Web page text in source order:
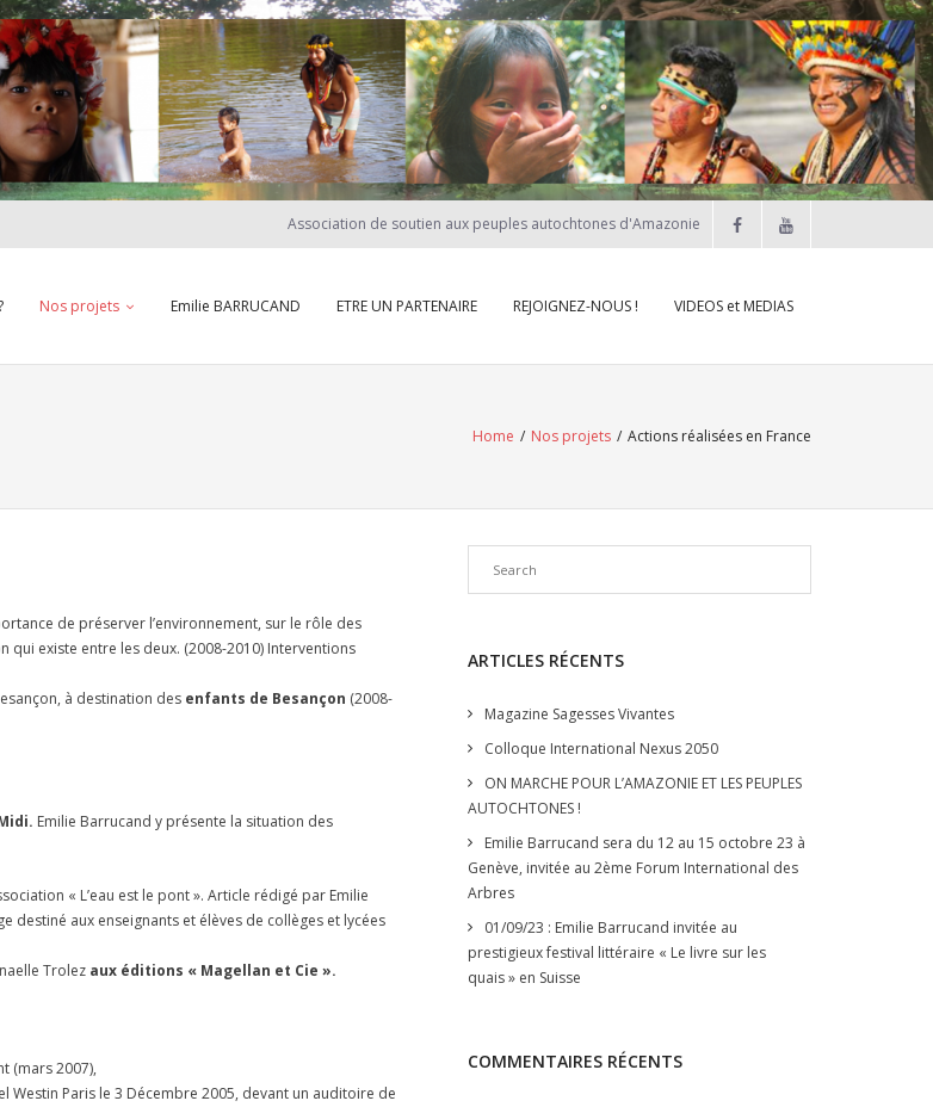
Association de soutien aux peuples autochtones d'Amazonie
Nos projets Emilie BARRUCAND ETRE UN PARTENAIRE REJOIGNEZ-NOUS ! VIDEOS et MEDIAS
Home / Nos projets / Actions réalisées en France
de préserver l’environnement, sur le rôle des
existe entre les deux. (2008-2010) Interventions
à destination des enfants de Besançon (2008-
Emilie Barrucand y présente la situation des
« L’eau est le pont ». Article rédigé par Emilie
destiné aux enseignants et élèves de collèges et lycées
Trolez aux éditions « Magellan et Cie ».
(mars 2007),
Westin Paris le 3 Décembre 2005, devant un auditoire de
ARTICLES RÉCENTS
Magazine Sagesses Vivantes
Colloque International Nexus 2050
ON MARCHE POUR L’AMAZONIE ET LES PEUPLES
AUTOCHTONES !
Emilie Barrucand sera du 12 au 15 octobre 23 à
Genève, invitée au 2ème Forum International des
Arbres
01/09/23 : Emilie Barrucand invitée au
prestigieux festival littéraire « Le livre sur les
quais » en Suisse
COMMENTAIRES RÉCENTS